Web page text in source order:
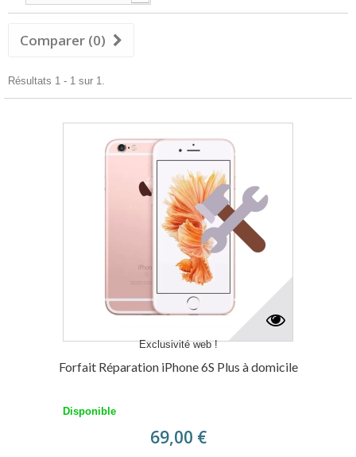
Comparer (0)
Résultats 1 - 1 sur 1.
Exclusivité web !
Forfait Réparation iPhone 6S Plus à domicile
Disponible
69,00 €